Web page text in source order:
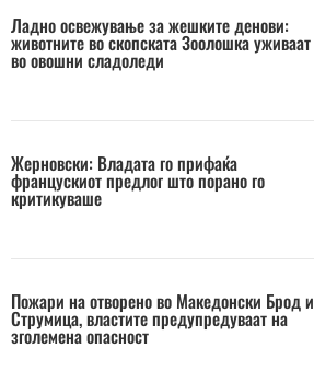
Ладно освежување за жешките денови:
животните во скопската Зоолошка уживаат
во овошни сладоледи
Жерновски: Владата го прифаќа
францускиот предлог што порано го
критикуваше
Пожари на отворено во Македонски Брод и
Струмица, властите предупредуваат на
зголемена опасност